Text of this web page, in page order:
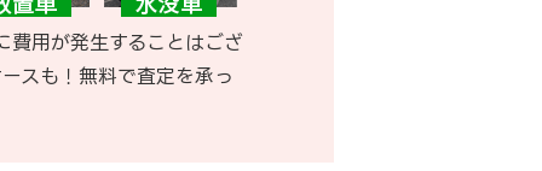
費用が発生することはござ
スも！無料で査定を承っ